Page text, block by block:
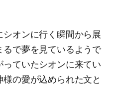
オンに行く瞬間から展
で夢を見ているようで
っていたシオンに来てい
の愛が込められた文と